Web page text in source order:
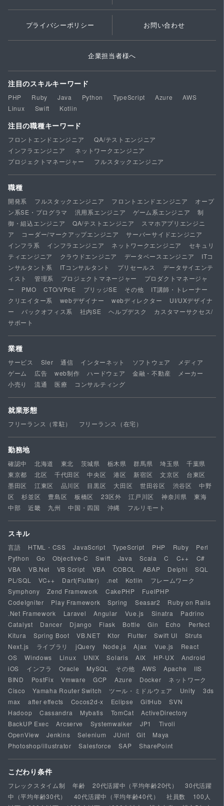
プライバシーポリシー お問い合わせ
企業担当者様へ
注目のスキルキーワード
PHP Ruby Java Python TypeScript Azure
AWS
Linux
Swift Kotlin
注目の職種キーワード
フロントエンドエンジニア
QA/テストエンジニア
インフラエンジニア
ネットワークエンジニア
プロジェクトマネージャー
フルスタックエンジニア
職種
開発系 フルスタックエンジニア フロントエンドエンジニア
オープ
ン系SE・プログラマ
汎用系エンジニア ゲーム系エンジニア
制
御・組込エンジニア
QA/テストエンジニア
スマホアプリエンジニ
ア
コーダー/マークアップエンジニア
サーバーサイドエンジニア
インフラ系
インフラエンジニア ネットワークエンジニア
セキュリ
ティエンジニア
クラウドエンジニア データベースエンジニア
ITコ
ンサルタント系
ITコンサルタント プリセールス
データサイエンテ
ィスト
管理系 プロジェクトマネージャー
プロダクトマネージャ
ー
PMO CTO/VPoE ブリッジSE その他
IT講師・トレーナー
クリエイター系
webデザイナー webディレクター
UI/UXデザイナ
ー
バックオフィス系 社内SE ヘルプデスク
カスタマーサクセス/
サポート
業種
サービス SIer 通信 インターネット ソフトウェア
メディア
ゲーム
広告 web制作 ハードウェア 金融・不動産
メーカー
小売り
流通 医療 コンサルティング
就業形態
フリーランス（常駐） フリーランス（在宅）
勤務地
確認中 北海道 東北 茨城県 栃木県 群馬県 埼玉県
千葉県
東京都
北区 千代田区 中央区 港区 新宿区 文京区
台東区
墨田区
江東区 品川区 目黒区 大田区 世田谷区 渋谷区
中野
区
杉並区 豊島区 板橋区 23区外 江戸川区 神奈川県
東海
中部
近畿 九州 中国・四国 沖縄 フルリモート
スキル
言語 HTML・CSS JavaScript TypeScript PHP Ruby
Perl
Python
Go Objective-C Swift Java Scala C C++
C#
VBA
VB.Net VB Script VBA COBOL ABAP Delphi
SQL
PL/SQL
VC++ Dart(Flutter) .net Kotlin
フレームワーク
Symphony
Zend Framework CakePHP
FuelPHP
CodeIgniter
Play Framework Spring Seasar2
Ruby on Rails
.Net Framework
Laravel Angular Vue.js Sinatra
Padrino
Catalyst
Dancer Django Flask Bottle Gin Echo
Perfect
Kitura
Spring Boot VB.NET Ktor Flutter Swift UI
Struts
Next.js
ライブラリ jQuery Node.js Ajax Vue.js
React
OS
Windows Linux UNIX Solaris AIX HP-UX
Android
iOS
インフラ Oracle MySQL その他 AWS Apache
IIS
BIND
PostFix Vmware GCP Azure Docker
ネットワーク
Cisco
Yamaha Router Switch ツール・ミドルウェア Unity
3ds
max
after effects Cocos2d-x Eclipse GitHub
SVN
Hadoop
Cassandra Mybatis TomCat
ActiveDirectory
BackUP Exec
Arcserve Systemwalker JP1
Tivoli
OpenView
Jenkins Selenium JUnit Git
Maya
Photoshop/illustrator
Salesforce SAP SharePoint
こだわり条件
フレックスタイム制 年齢 20代活躍中（平均年齢20代）
30代活躍
中（平均年齢30代）
40代活躍中（平均年齢40代） 社員数
100人